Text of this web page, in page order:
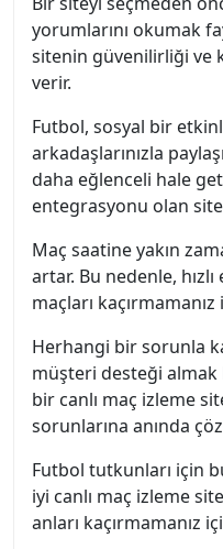
yorumlarını okumak
sitenin güvenilirliği ve
verir.
Futbol, sosyal bir
arkadaşlarınızla
daha eğlenceli hale
entegrasyonu olan
Maç saatine yakın
artar. Bu nedenle,
maçları
Herhangi bir sorunla
müşteri desteği almak
bir canlı maç izleme
sorunlarına anında
Futbol tutkunları için
iyi canlı maç izleme
anları kaçırmamanız